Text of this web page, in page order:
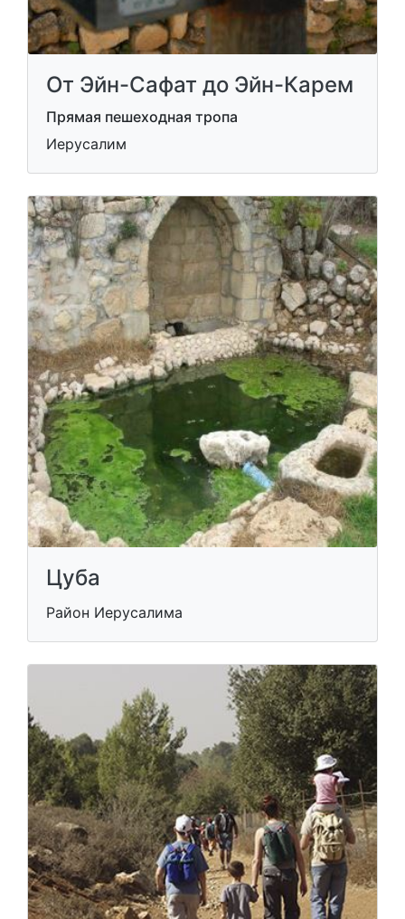
От Эйн-Сафат до Эйн-Карем
Прямая пешеходная тропа
Иерусалим
Цуба
Район Иерусалима